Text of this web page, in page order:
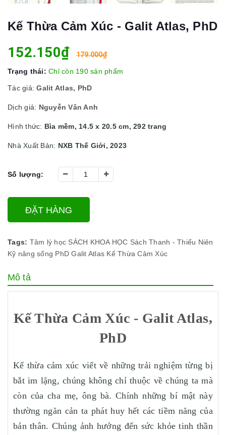
Kế Thừa Cảm Xúc - Galit Atlas, PhD
152.150₫ 179.000₫
Trạng thái: Chỉ còn 190 sản phẩm
Tác giả:Galit Atlas, PhD
Dịch giả: Nguyễn Vân Anh
Hình thức: Bìa mềm, 14.5 x 20.5 cm, 292 trang
Nhà Xuất Bản: NXB Thế Giới, 2023
Số lượng:
ĐẶT HÀNG
Tags: Tâm lý học SÁCH KHOA HỌC Sách Thanh - Thiếu Niên
Kỹ năng sống PhD Galit Atlas Kế Thừa Cảm Xúc
Mô tả
Kế Thừa Cảm Xúc - Galit Atlas,
PhD
Kế thừa cảm xúc viết về những trải nghiệm từng bị
bắt im lặng, chúng không chỉ thuộc về chúng ta mà
còn của cha mẹ, ông bà. Chính những bí mật này
thường ngăn cản ta phát huy hết các tiềm năng của
bản thân. Chúng ảnh hưởng đến sức khỏe tinh thần